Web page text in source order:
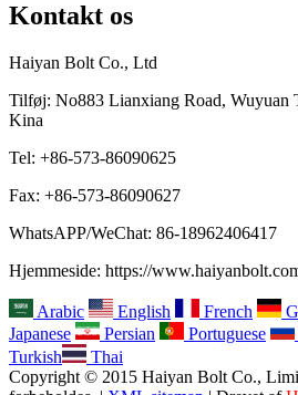
Kontakt os
Haiyan Bolt Co., Ltd
Tilføj: No883 Lianxiang Road, Wuyuan
Kina
Tel: +86-573-86090625
Fax: +86-573-86090627
WhatsAPP/WeChat: 86-18962406417
Hjemmeside: https://
Arabic English French
Japanese
Persian Portuguese
Turkish
Thai
Copyright © 2015 Haiyan Bolt Co.,